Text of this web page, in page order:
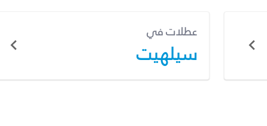
عطلات في
سيلهيت